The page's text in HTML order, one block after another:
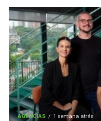
AGÊNCIAS 1 semana atrás